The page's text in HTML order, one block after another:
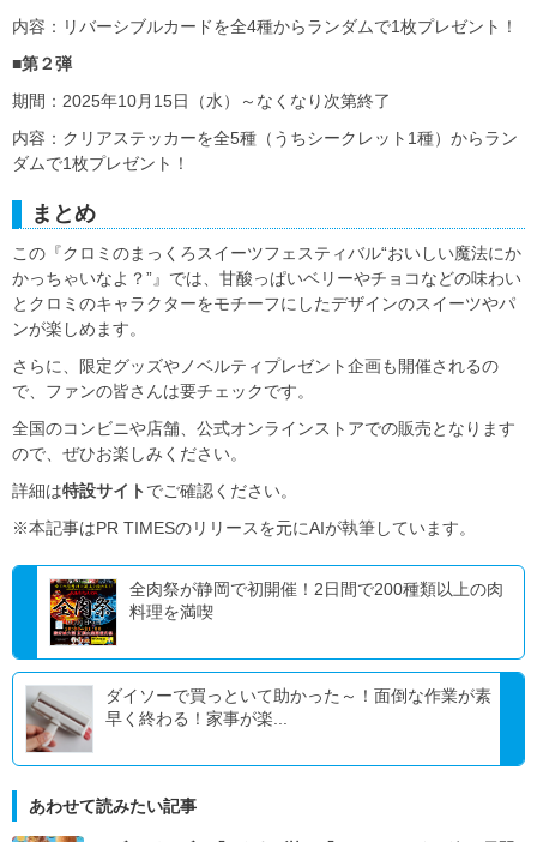
内容：リバーシブルカードを全4種からランダムで1枚プレゼント！
■第２弾
期間：2025年10月15日（水）～なくなり次第終了
内容：クリアステッカーを全5種（うちシークレット1種）からラン
ダムで1枚プレゼント！
まとめ
この『クロミのまっくろスイーツフェスティバル“おいしい魔法にか
かっちゃいなよ？”』では、甘酸っぱいベリーやチョコなどの味わい
とクロミのキャラクターをモチーフにしたデザインのスイーツやパ
ンが楽しめます。
さらに、限定グッズやノベルティプレゼント企画も開催されるの
で、ファンの皆さんは要チェックです。
全国のコンビニや店舗、公式オンラインストアでの販売となります
ので、ぜひお楽しみください。
詳細は特設サイト でご確認ください。
※本記事はPR TIMESのリリースを元にAIが執筆しています。
全肉祭が静岡で初開催！2日間で200種類以上の肉
料理を満喫
ダイソーで買っといて助かった～！面倒な作業が素
早く終わる！家事が楽...
あわせて読みたい記事